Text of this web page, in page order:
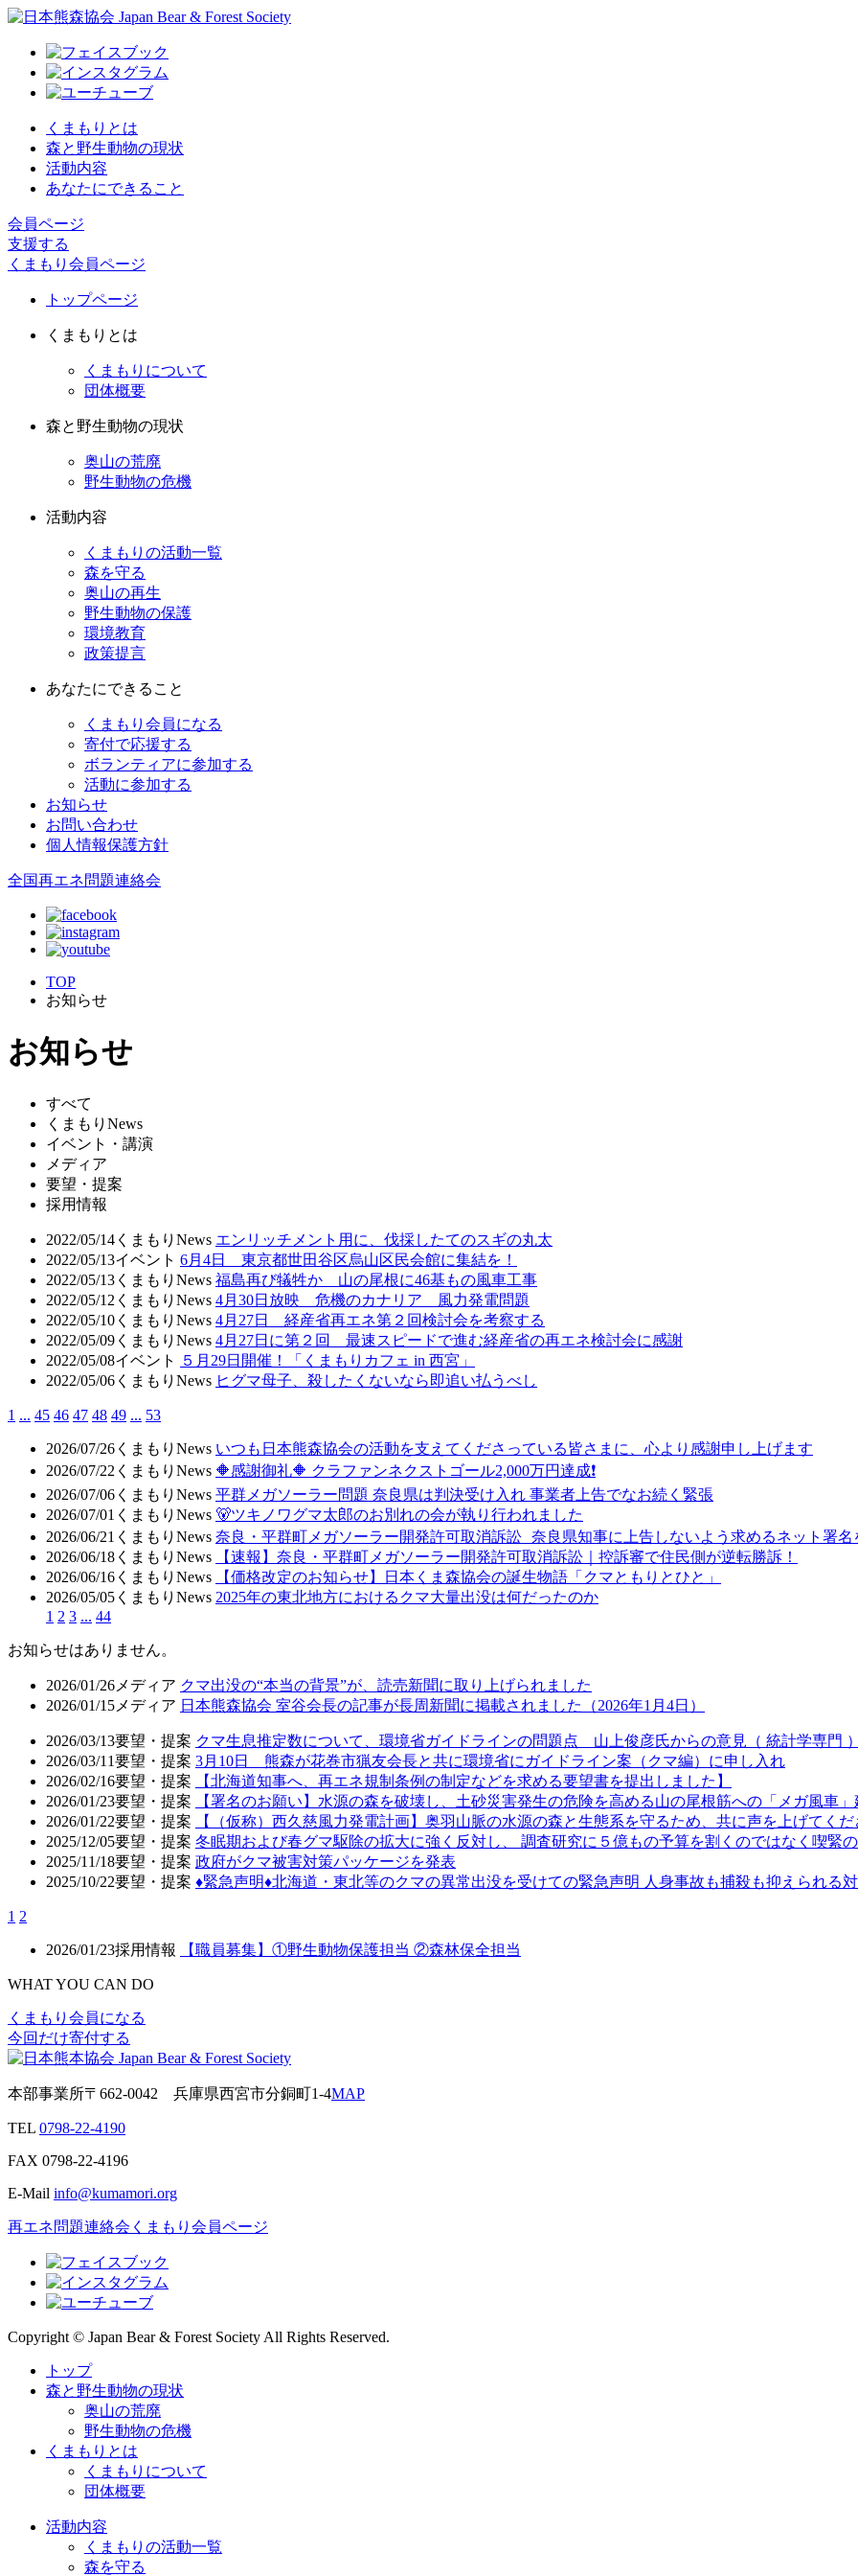
くまもりとは
森と野生動物の現状
活動内容
あなたにできること
会員ページ
支援する
くまもり会員ページ
トップページ
くまもりとは
くまもりについて
団体概要
森と野生動物の現状
奥山の荒廃
野生動物の危機
活動内容
くまもりの活動一覧
森を守る
奥山の再生
野生動物の保護
環境教育
政策提言
あなたにできること
くまもり会員になる
寄付で応援する
ボランティアに参加する
活動に参加する
お知らせ
お問い合わせ
個人情報保護方針
全国再エネ問題連絡会
TOP
お知らせ
お知らせ
すべて
くまもりNews
イベント・講演
メディア
要望・提案
採用情報
2022/05/14 くまもりNews エンリッチメント用に、伐採したてのスギの丸太
2022/05/13イベント 6月4日 東京都世田谷区烏山区民会館に集結を！
2022/05/13 くまもりNews 福島再び犠牲か 山の尾根に46基もの風車工事
2022/05/12 くまもりNews 4月30日放映 危機のカナリア 風力発電問題
2022/05/10 くまもりNews 4月27日 経産省再エネ第２回検討会を考察する
2022/05/09 くまもりNews 4月27日に第２回 最速スピードで進む経産省の再エネ検討会に感謝
2022/05/08イベント
５月29日開催！「くまもりカフェ in 西宮」
2022/05/06 くまもりNews ヒグマ母子、殺したくないなら即追い払うべし
1 ... 45 46 47 48 49 ... 53
2026/07/26 くまもりNews いつも日本熊森協会の活動を支えてくださっている皆さまに、心より感謝申し上げます
2026/07/22 くまもりNews 🔶感謝御礼🔶 クラファンネクストゴール2,000万円達成❗
2026/07/06 くまもりNews 平群メガソーラー問題 奈良県は判決受け入れ 事業者上告でなお続く緊張
2026/07/01 くまもりNews 🐻ツキノワグマ太郎のお別れの会が執り行われました
2026/06/21 くまもりNews 奈良・平群町メガソーラー開発許可取消訴訟 奈良県知事に上告しないよう求めるネット署名
2026/06/18 くまもりNews
【速報】奈良・平群町メガソーラー開発許可取消訴訟｜控訴審で住民側が逆転勝訴！
2026/06/16 くまもりNews
【価格改定のお知らせ】日本くま森協会の誕生物語「クマともりとひと」
2026/05/05 くまもりNews 2025年の東北地方におけるクマ大量出没は何だったのか
1 2 3 ... 44
お知らせはありません。
2026/01/26 メディア クマ出没の“本当の背景”が、読売新聞に取り上げられました
2026/01/15 メディア 日本熊森協会 室谷会長の記事が長周新聞に掲載されました（2026年1月4日）
2026/03/13要望・提案 クマ生息推定数について、環境省ガイドラインの問題点 山上俊彦氏からの意見（ 統計学専門
2026/03/11要望・提案 3月10日 熊森が花巻市猟友会長と共に環境省にガイドライン案（クマ編）に申し入れ
2026/02/16要望・提案
【北海道知事へ、再エネ規制条例の制定などを求める要望書を提出しました】
2026/01/23要望・提案
【署名のお願い】水源の森を破壊し、土砂災害発生の危険を高める山の尾根筋への「メガ風車
2026/01/22要望・提案
【（仮称）西久慈風力発電計画】奥羽山脈の水源の森と生態系を守るため、共に声を上げてく
2025/12/05要望・提案 冬眠期および春グマ駆除の拡大に強く反対し、 調査研究に５億もの予算を割くのではなく喫緊
2025/11/18要望・提案 政府がクマ被害対策パッケージを発表
2025/10/22要望・提案 ♦️緊急声明♦️北海道・東北等のクマの異常出没を受けての緊急声明 人身事故も捕殺も抑えられる
1 2
2026/01/23採用情報 【職員募集】①野生動物保護担当 ②森林保全担当
WHAT YOU CAN DO
くまもり会員になる
今回だけ寄付する
本部事業所〒662-0042 兵庫県西宮市分銅町1-4MAP
TEL 0798-22-4190
FAX 0798-22-4196
E-Mail info@kumamori.org
再エネ問題連絡会 くまもり会員ページ
Copyright © Japan Bear & Forest Society All Rights Reserved.
トップ
森と野生動物の現状
奥山の荒廃
野生動物の危機
くまもりとは
くまもりについて
団体概要
活動内容
くまもりの活動一覧
森を守る